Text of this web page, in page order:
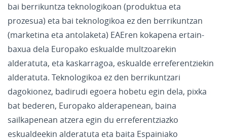
bai berrikuntza teknologikoan (produktua eta
prozesua) eta bai teknologikoa ez den berrikuntzan
(marketina eta antolaketa) EAEren kokapena ertain-
baxua dela Europako eskualde multzoarekin
alderatuta, eta kaskarragoa, eskualde erreferentziekin
alderatuta. Teknologikoa ez den berrikuntzari
dagokionez, badirudi egoera hobetu egin dela, pixka
bat bederen, Europako alderapenean, baina
sailkapenean atzera egin du erreferentziazko
eskualdeekin alderatuta eta baita Espainiako